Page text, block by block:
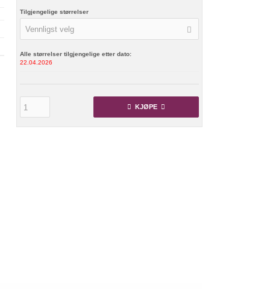
Tilgjengelige størrelser
Vennligst velg
Alle størrelser tilgjengelige etter dato:
22.04.2026
KJØPE